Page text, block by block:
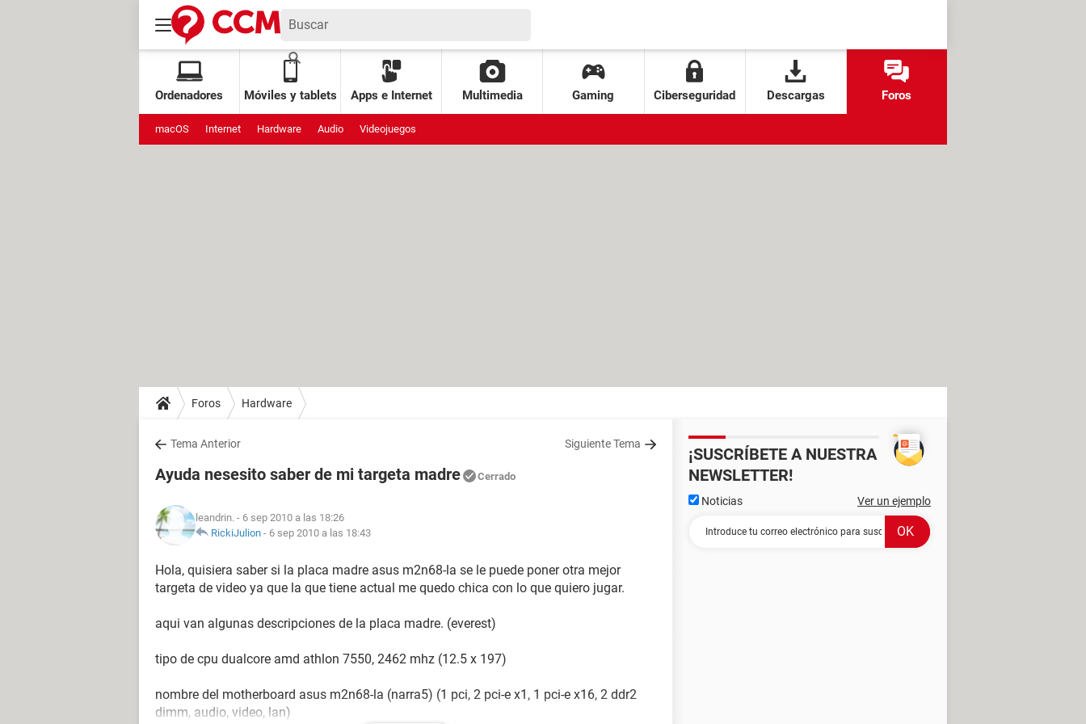
Ordenadores Móviles y tablets Apps e Internet Multimedia Gaming Ciberseguridad Descargas Foros
macOS Internet Hardware Audio Videojuegos
Foros Hardware
Tema Anterior Siguiente Tema
Ayuda nesesito saber de mi targeta madre Cerrado
leandrin. - 6 sep 2010 a las 18:26
RickiJulion - 6 sep 2010 a las 18:43
Hola, quisiera saber si la placa madre asus m2n68-la se le puede poner otra mejor
targeta de video ya que la que tiene actual me quedo chica con lo que quiero jugar.
aqui van algunas descripciones de la placa madre. (everest)
tipo de cpu dualcore amd athlon 7550, 2462 mhz (12.5 x 197)
nombre del motherboard asus m2n68-la (narra5) (1 pci, 2 pci-e x1, 1 pci-e x16, 2 ddr2
dimm, audio, video, lan)
¡SUSCRÍBETE A NUESTRA
NEWSLETTER!
Noticias Ver un ejemplo